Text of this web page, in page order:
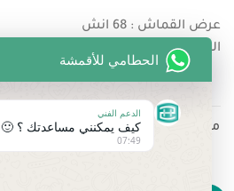
عرض القماش : 68 انش
الصناعة : كوري
منتجات ذات صلة
الحطامي للأقمشة
الدعم الفني
كيف يمكنني مساعدتك ؟ 🙂
07:49